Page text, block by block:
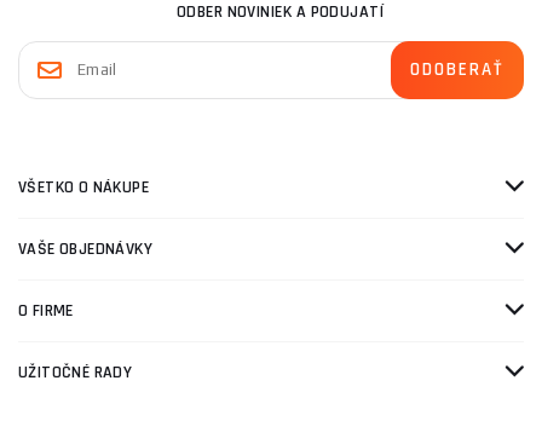
ODBER NOVINIEK A PODUJATÍ
VŠETKO O NÁKUPE
VAŠE OBJEDNÁVKY
O FIRME
UŽITOČNÉ RADY